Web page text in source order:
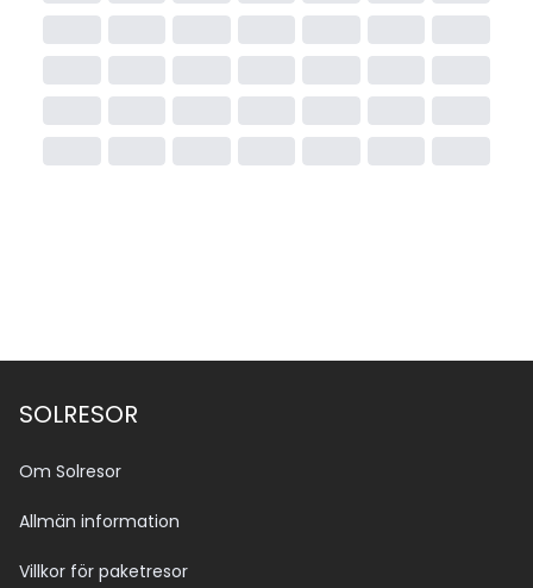
SOLRESOR
Om Solresor
Allmän information
Villkor för paketresor